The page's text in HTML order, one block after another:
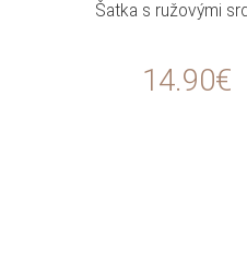
Šatka s ružovými
14.90€